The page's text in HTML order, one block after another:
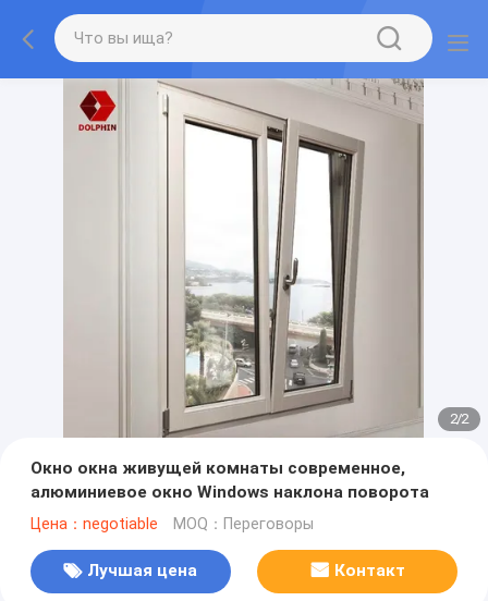
2/2
Окно окна живущей комнаты современное,
алюминиевое окно Windows наклона поворота
Цена：negotiable MOQ：Переговоры
Лучшая цена Контакт